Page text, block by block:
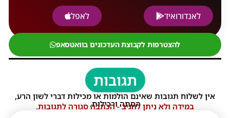
לאנדורואיד
לאפל
להצטרפות לקבוצת העדכונים בוואטסאפ
תגובות
אין לשלוח תגובות שאינם הולמות או מכילות דברי לשון הרע,
הסתה ורכילות.
במידה ולא ניתן להגיב - הכתבה סגורה לתגובות.